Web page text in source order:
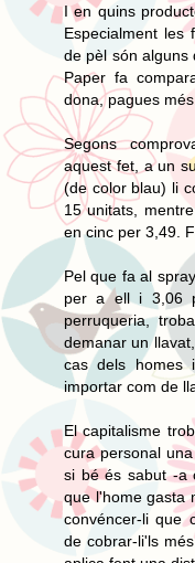
I en quins
Especialment les
de pèl són alguns
Paper fa
dona, pagues més.
Segons
aquest fet, a un
(de color blau) li
15 unitats,
en cinc per 3,49.
Pel que fa al
per a ell i 3,06
perruqueria,
demanar un
cas dels homes
importar com de
El capitalisme
cura personal
si bé és sabut -a
que l'home gasta
convéncer-li que
de cobrar-li'ls